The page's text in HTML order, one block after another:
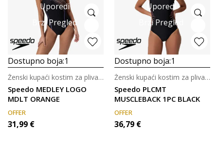
Uporedi
Brzi Pregled
Dostupno boja:1
Speedo MEDLEY LOGO
MDLT ORANGE
Ženski kupaći kostim za plivanje
OFFER
31,99 €
Uporedi
Brzi Pregled
Dostupno boja:1
Speedo PLCMT
MUSCLEBACK 1PC BLACK
Ženski kupaći kostim za plivanje
OFFER
36,79 €